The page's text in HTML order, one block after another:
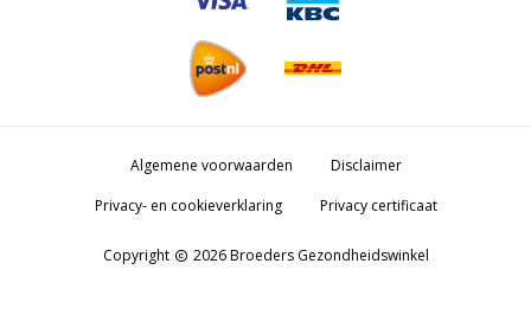
Algemene voorwaarden
Disclaimer
Privacy- en cookieverklaring
Privacy certificaat
Copyright copyright 2026 Broeders Gezondheidswinkel